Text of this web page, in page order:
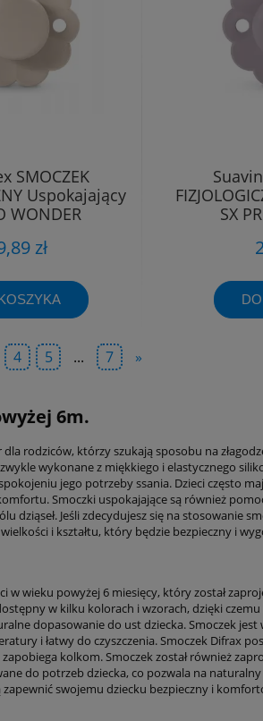
SMOCZEK
Uspokajający
WONDER
zł
SX
4 5 ... 7 »
6m.
rodziców, którzy szukają sposobu na
wykonane z miękkiego i elastycznego
jego potrzeby ssania. Dzieci często
Smoczki uspokajające są również
dziąseł. Jeśli zdecydujesz się na stosowanie
i kształtu, który będzie bezpieczny i
w wieku powyżej 6 miesięcy, który został
w kilku kolorach i wzorach, dzięki
dopasowanie do ust dziecka. Smoczek
i łatwy do czyszczenia. Smoczek Difrax
kolkom. Smoczek został również
do potrzeb dziecka, co pozwala na
swojemu dziecku bezpieczny i